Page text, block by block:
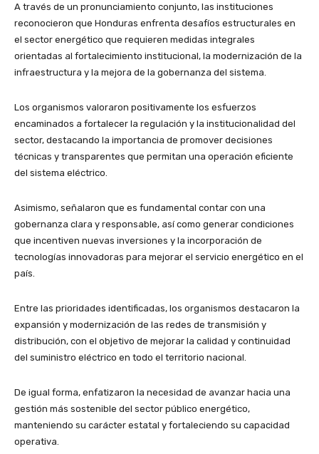
A través de un pronunciamiento conjunto, las instituciones
reconocieron que Honduras enfrenta desafíos estructurales en
el sector energético que requieren medidas integrales
orientadas al fortalecimiento institucional, la modernización de la
infraestructura y la mejora de la gobernanza del sistema.
Los organismos valoraron positivamente los esfuerzos
encaminados a fortalecer la regulación y la institucionalidad del
sector, destacando la importancia de promover decisiones
técnicas y transparentes que permitan una operación eficiente
del sistema eléctrico.
Asimismo, señalaron que es fundamental contar con una
gobernanza clara y responsable, así como generar condiciones
que incentiven nuevas inversiones y la incorporación de
tecnologías innovadoras para mejorar el servicio energético en el
país.
Entre las prioridades identificadas, los organismos destacaron la
expansión y modernización de las redes de transmisión y
distribución, con el objetivo de mejorar la calidad y continuidad
del suministro eléctrico en todo el territorio nacional.
De igual forma, enfatizaron la necesidad de avanzar hacia una
gestión más sostenible del sector público energético,
manteniendo su carácter estatal y fortaleciendo su capacidad
operativa.